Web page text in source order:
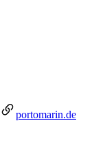
portomarin.de